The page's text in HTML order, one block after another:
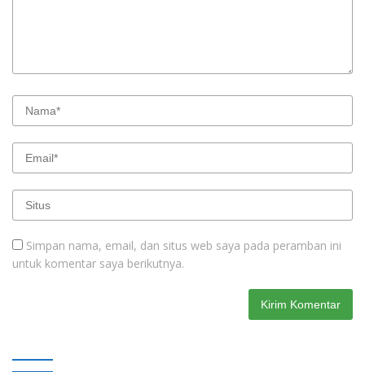
Simpan nama, email, dan situs web saya pada peramban ini
untuk komentar saya berikutnya.